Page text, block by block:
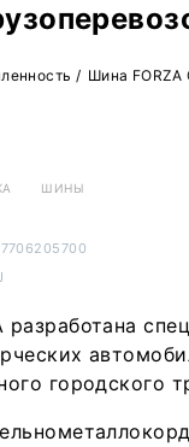
/ Шина FORZA
ШИНЫ
разработана
городского